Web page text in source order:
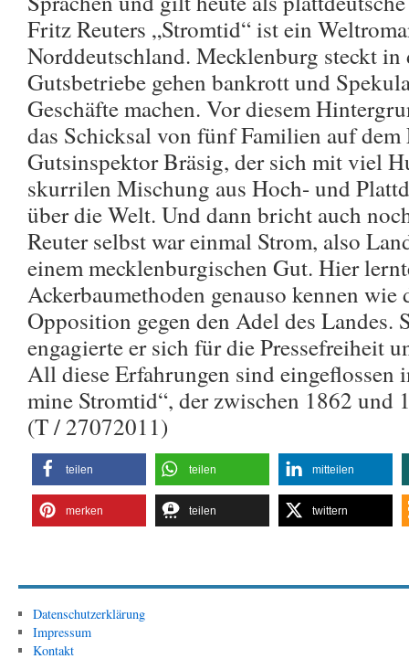
Fritz Reuters „Stromtid“ ist ein
Norddeutschland. Mecklenburg steckt
Gutsbetriebe gehen bankrott und
Geschäfte machen. Vor diesem
das Schicksal von fünf Familien auf
Gutsinspektor Bräsig, der sich mit viel
skurrilen Mischung aus Hoch- und
über die Welt. Und dann bricht auch
Reuter selbst war einmal Strom, also
einem mecklenburgischen Gut. Hier
Ackerbaumethoden genauso kennen wie
Opposition gegen den Adel des Landes.
engagierte er sich für die Pressefreiheit
All diese Erfahrungen sind eingeflossen
mine Stromtid“, der zwischen 1862 und
(T / 27072011)
teilen teilen mitteilen
merken teilen twittern
Datenschutzerklärung
Impressum
Kontakt